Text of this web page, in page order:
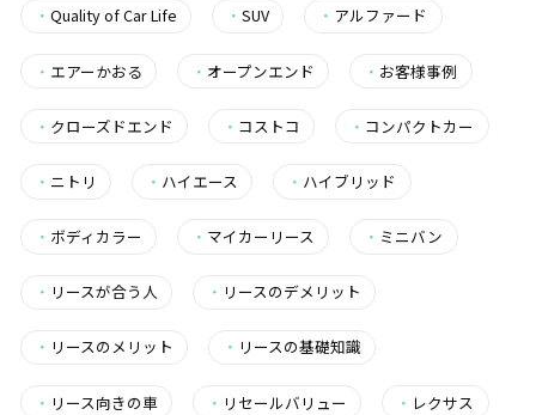
・ Quality of Car Life ・SUV ・ アルファード
・ エアーかおる ・ オープンエンド ・ お客様事例
・ クローズドエンド ・ コストコ ・ コンパクトカー
・ ニトリ ・ ハイエース ・ ハイブリッド
・ ボディカラー ・ マイカーリース ・ ミニバン
・ リースが合う人 ・ リースのデメリット
・ リースのメリット ・ リースの基礎知識
・ リース向きの車 ・ リセールバリュー ・ レクサス